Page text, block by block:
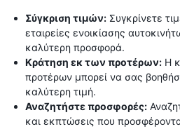
Σύγκριση τιμών: Συγκρίνετε
εταιρείες ενοικίασης
καλύτερη προσφορά.
Κράτηση εκ των προτέρων: Η
προτέρων μπορεί να σας
καλύτερη τιμή.
Αναζητήστε προσφορές:
και εκπτώσεις που